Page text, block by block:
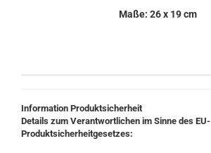
Maße: 26 x 19 cm
Information Produktsicherheit
Details zum Verantwortlichen im Sinne des EU-
Produktsicherheitgesetzes: